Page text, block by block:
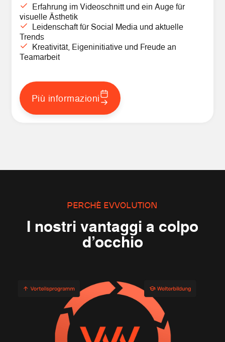
Erfahrung im Videoschnitt und ein Auge für
visuelle Ästhetik
Leidenschaft für Social Media und aktuelle
Trends
Kreativität, Eigeninitiative und Freude an
Teamarbeit
Più informazioni
PERCHÈ EVVOLUTION
I nostri vantaggi a colpo
d’occhio